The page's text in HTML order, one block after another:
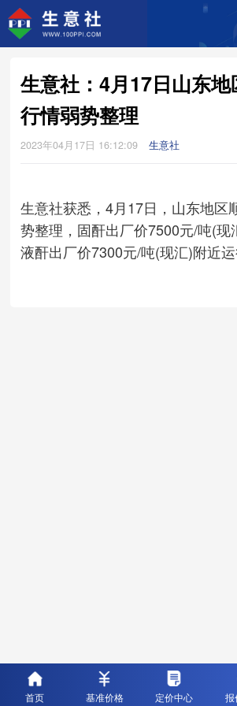
生意社：4月17日山东
行情弱势整理
2023年04月17日 16:12:09 生意社
生意社获悉，4月17日，山东地区
势整理，固酐出厂价7500元/吨(现
液酐出厂价7300元/吨(现汇)附近运
首页 基准价格 定价中心 报